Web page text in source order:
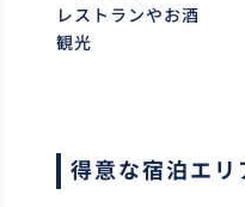
レストランやお酒
観光
得意な宿泊エリ